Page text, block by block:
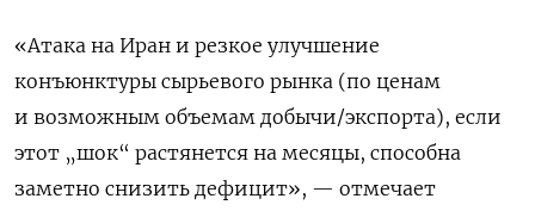
«Атака на Иран и резкое улучшение
конъюнктуры сырьевого рынка (по ценам
и возможным объемам добычи/экспорта), если
этот „шок“ растянется на месяцы, способна
заметно снизить дефицит», — отмечает